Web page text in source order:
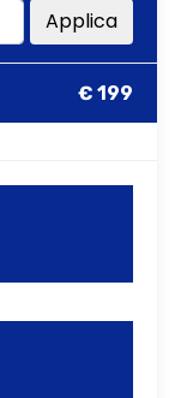
Applica
€ 199